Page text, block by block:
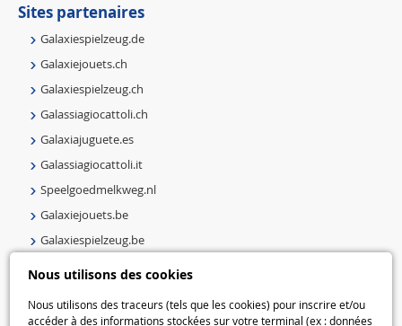
Nous utilisons des cookies
Nous utilisons des traceurs (tels que les cookies) pour inscrire et/ou
accéder à des informations stockées sur votre terminal (ex : données
Sites partenaires
Galaxiespielzeug.de
Galaxiejouets.ch
Galaxiespielzeug.ch
Galassiagiocattoli.ch
Galaxiajuguete.es
Galassiagiocattoli.it
Speelgoedmelkweg.nl
Galaxiejouets.be
Galaxiespielzeug.be